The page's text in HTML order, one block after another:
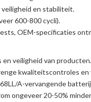
en stabiliteit.
600-800 cycli).
OEM-specificaties
veiligheid van
kwaliteitscontroles
A-vervangende batterij
ongeveer 20-50%